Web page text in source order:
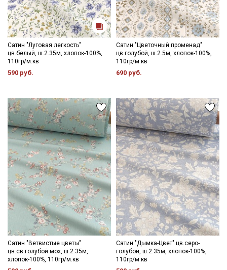
Сатин "Луговая легкость"
цв.белый, ш.2.35м, хлопок-100%,
110гр/м.кв
590 руб.
Сатин "Цветочный променад"
цв.голубой, ш.2.5м, хлопок-100%,
110гр/м.кв
690 руб.
Сатин "Ветвистые цветы"
цв.св.голубой мох, ш.2.35м,
хлопок-100%, 110гр/м.кв
Сатин "Дымка-Цвет" цв.серо-
голубой, ш.2.35м, хлопок-100%,
110гр/м.кв